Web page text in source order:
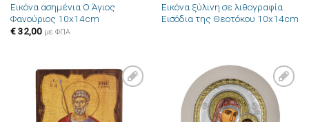
Εικόνα ασημένια Ο Άγιος
Φανούριος 10x14cm
€32,00 με ΦΠΑ
Εικόνα ξύλινη σε λιθογραφία
Εισόδια της Θεοτόκου 10x14cm
Πρόσθήκη
στην λίστα
επιθυμιών
Πρόσθήκη
στην λίστα
επιθυμιών